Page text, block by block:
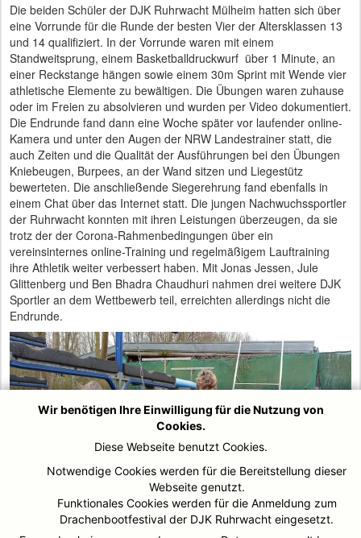
Die beiden Schüler der DJK Ruhrwacht Mülheim hatten sich über
eine Vorrunde für die Runde der besten Vier der Altersklassen 13
und 14 qualifiziert. In der Vorrunde waren mit einem
Standweitsprung, einem Basketballdruckwurf über 1 Minute, an
einer Reckstange hängen sowie einem 30m Sprint mit Wende vier
athletische Elemente zu bewältigen. Die Übungen waren zuhause
oder im Freien zu absolvieren und wurden per Video dokumentiert.
Die Endrunde fand dann eine Woche später vor laufender online-
Kamera und unter den Augen der NRW Landestrainer statt, die
auch Zeiten und die Qualität der Ausführungen bei den Übungen
Kniebeugen, Burpees, an der Wand sitzen und Liegestütz
bewerteten. Die anschließende Siegerehrung fand ebenfalls in
einem Chat über das Internet statt. Die jungen Nachwuchssportler
der Ruhrwacht konnten mit ihren Leistungen überzeugen, da sie
trotz der der Corona-Rahmenbedingungen über ein
vereinsinternes online-Training und regelmäßigem Lauftraining
ihre Athletik weiter verbessert haben. Mit Jonas Jessen, Jule
Glittenberg und Ben Bhadra Chaudhuri nahmen drei weitere DJK
Sportler an dem Wettbewerb teil, erreichten allerdings nicht die
Endrunde.
Wir benötigen Ihre Einwilligung für die Nutzung von
Cookies.
Diese Webseite benutzt Cookies.
Notwendige Cookies werden für die Bereitstellung dieser
Webseite genutzt.
Funktionales Cookies werden für die Anmeldung zum
Drachenbootfestival der DJK Ruhrwacht eingesetzt.